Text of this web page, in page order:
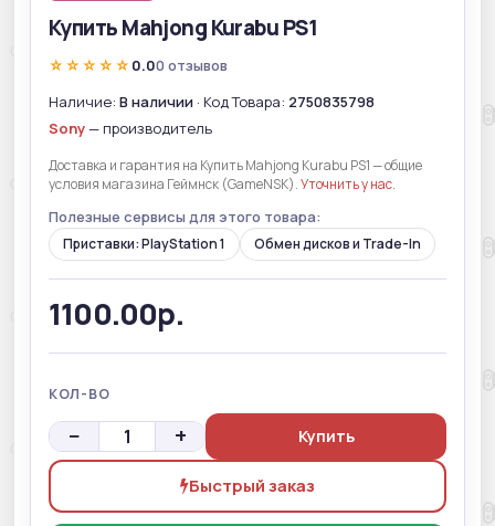
Купить Mahjong Kurabu PS1
☆☆☆☆☆ 0.00 отзывов
Наличие: В наличии · Код Товара: 2750835798
Sony— производитель
Доставка и гарантия на Купить Mahjong Kurabu PS1 — общие
условия магазина Геймнск (GameNSK).Уточнить у нас.
Полезные сервисы для этого товара:
Приставки: PlayStation 1 Обмен дисков и Trade-In
1100.00р.
КОЛ-ВО
− + Купить
Быстрый заказ